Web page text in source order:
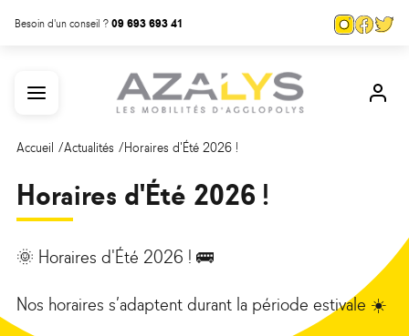
Besoin d'un conseil ?09 693 693 41
PagePage
Menu
Mon
Accueil Actualités Horaires d'Été 2026 !
Horaires d'Été 2026 !
🌞 Horaires d'Été 2026 ! 🚌
Nos horaires s’adaptent durant la période estivale ☀️